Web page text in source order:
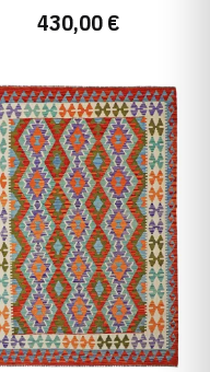
430,00 €